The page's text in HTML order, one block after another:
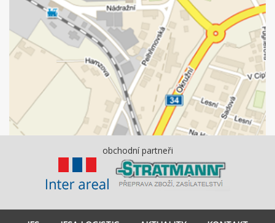
obchodní partneři